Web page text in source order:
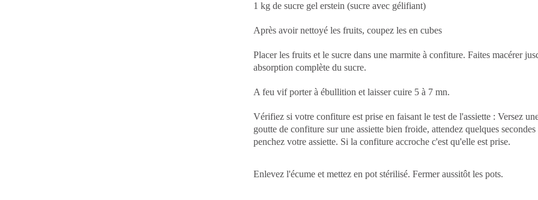
1 kg de sucre gel erstein (sucre avec gélifiant)
Après avoir nettoyé les fruits, coupez les en cubes
Placer les fruits et le sucre dans une marmite à confiture. Faites macérer
absorption complète du sucre.
A feu vif porter à ébullition et laisser cuire 5 à 7 mn.
Vérifiez si votre confiture est prise en faisant le test de l'assiette : Versez
goutte de confiture sur une assiette bien froide, attendez quelques secondes
penchez votre assiette. Si la confiture accroche c'est qu'elle est prise.
Enlevez l'écume et mettez en pot stérilisé. Fermer aussitôt les pots.